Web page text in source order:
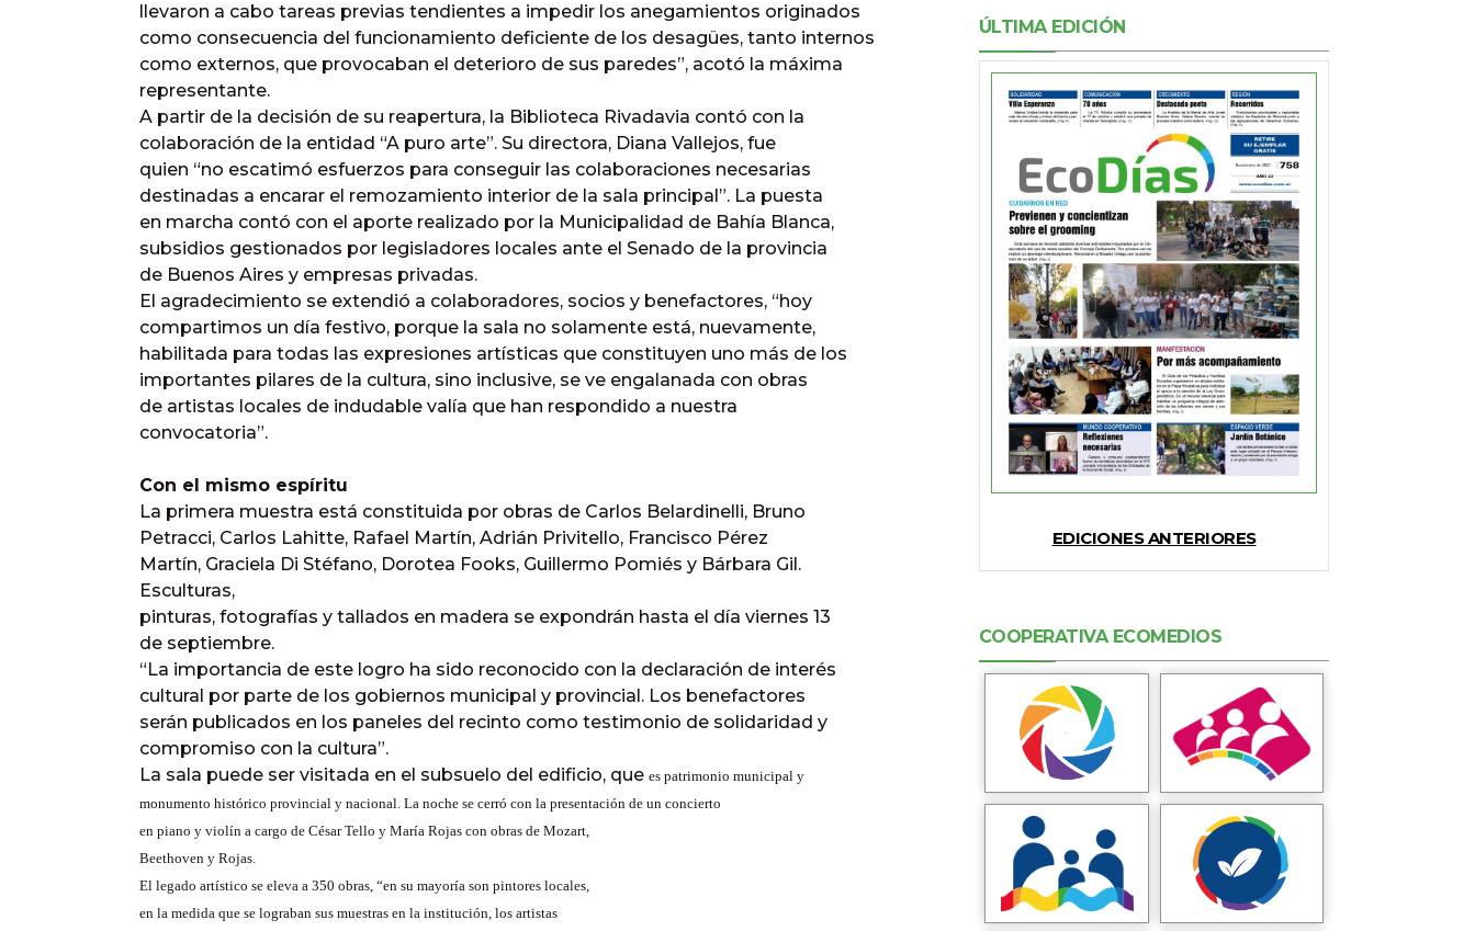
llevaron a cabo tareas previas tendientes a impedir los anegamientos originados
como consecuencia del funcionamiento deficiente de los desagües, tanto internos
como externos, que provocaban el deterioro de sus paredes”, acotó la máxima
representante.
A partir de la decisión de su reapertura, la Biblioteca Rivadavia contó con la
colaboración de la entidad “A puro arte”. Su directora, Diana Vallejos, fue
quien “no escatimó esfuerzos para conseguir las colaboraciones necesarias
destinadas a encarar el remozamiento interior de la sala principal”. La puesta
en marcha contó con el aporte realizado por la Municipalidad de Bahía Blanca,
subsidios gestionados por legisladores locales ante el Senado de la provincia
de Buenos Aires y empresas privadas.
El agradecimiento se extendió a colaboradores, socios y benefactores, “hoy
compartimos un día festivo, porque la sala no solamente está, nuevamente,
habilitada para todas las expresiones artísticas que constituyen uno más de los
importantes pilares de la cultura, sino inclusive, se ve engalanada con obras
de artistas locales de indudable valía que han respondido a nuestra
convocatoria”.
Con el mismo espíritu
La primera muestra está constituida por obras de Carlos Belardinelli, Bruno
Petracci, Carlos Lahitte, Rafael Martín, Adrián Privitello, Francisco Pérez
Martín, Graciela Di Stéfano, Dorotea Fooks, Guillermo Pomiés y Bárbara Gil.
Esculturas,
pinturas, fotografías y tallados en madera se expondrán hasta el día viernes 13
de septiembre.
“La importancia de este logro ha sido reconocido con la declaración de interés
cultural por parte de los gobiernos municipal y provincial. Los benefactores
serán publicados en los paneles del recinto como testimonio de solidaridad y
compromiso con la cultura”.
La sala puede ser visitada en el subsuelo del edificio, que es patrimonio municipal y
monumento histórico provincial y nacional. La noche se cerró con la presentación de un concierto
en piano y violín a cargo de César Tello y María Rojas con obras de Mozart,
Beethoven y Rojas.
El legado artístico se eleva a 350 obras, “en su mayoría son pintores locales,
en la medida que se lograban sus muestras en la institución, los artistas
ÚLTIMA EDICIÓN
EDICIONES ANTERIORES
COOPERATIVA ECOMEDIOS